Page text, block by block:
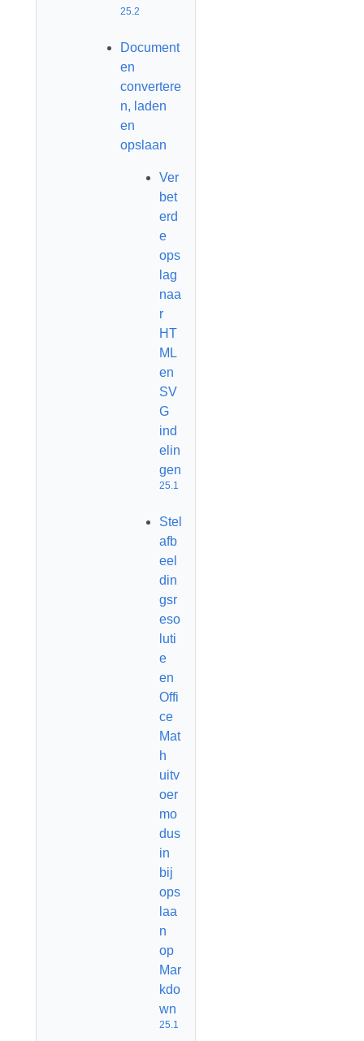
25.2
Document
en
convertere
n, laden
en
opslaan
Ver
bet
erd
e
ops
lag
naa
r
HT
ML
en
SV
G
ind
elin
gen
25.1
Stel
afb
eel
din
gsr
eso
luti
e
en
Offi
ce
Mat
h
uitv
oer
mo
dus
in
bij
ops
laa
n
op
Mar
kdo
wn
25.1